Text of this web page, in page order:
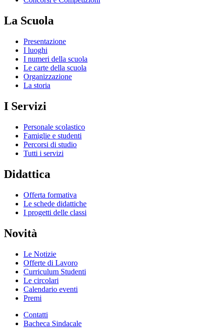
La Scuola
Presentazione
I luoghi
I numeri della scuola
Le carte della scuola
Organizzazione
La storia
I Servizi
Personale scolastico
Famiglie e studenti
Percorsi di studio
Tutti i servizi
Didattica
Offerta formativa
Le schede didattiche
I progetti delle classi
Novità
Le Notizie
Offerte di Lavoro
Curriculum Studenti
Le circolari
Calendario eventi
Premi
Contatti
Bacheca Sindacale